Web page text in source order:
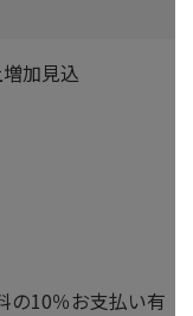
加見込
の10％お支払い有